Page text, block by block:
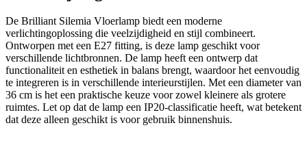
De Brilliant Silemia Vloerlamp biedt een moderne
verlichtingoplossing die veelzijdigheid en stijl combineert.
Ontworpen met een E27 fitting, is deze lamp geschikt voor
verschillende lichtbronnen. De lamp heeft een ontwerp dat
functionaliteit en esthetiek in balans brengt, waardoor het eenvoudig
te integreren is in verschillende interieurstijlen. Met een diameter van
36 cm is het een praktische keuze voor zowel kleinere als grotere
ruimtes. Let op dat de lamp een IP20-classificatie heeft, wat betekent
dat deze alleen geschikt is voor gebruik binnenshuis.